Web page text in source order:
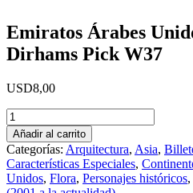
Emiratos Árabes
Dirhams Pick W37
USD8,00
Emiratos
Árabes
Unidos
2022/AH1443
10
Dirhams
Añadir al carrito
Categorías: Arquitectura, Asia,
Características Especiales,
Unidos, Flora, Personajes históricos,